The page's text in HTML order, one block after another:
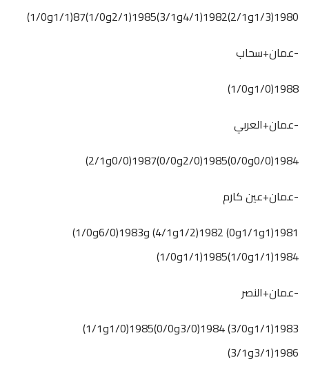
1980(1/3و2/1)1982(4/1و3/1)1985(2/1و1/0)87(1/1و1/0)
-عمان+سحاب
1988(1/0و1/0)
-عمان+العربي
1984(0/0و0/0)1985(2/0و0/0)1987(0/0و2/1)
-عمان+عين كارم
1981(1و1/1و0) 1982(1/2و4/1) و1983(6/0و1/0)
1984(1/1و1/0)1985(1/1و1/0)
-عمان+النصر
1983(1/1و3/0) 1984(3/0و0/0)1985(1/0و1/1)
1986(3/1و3/1)